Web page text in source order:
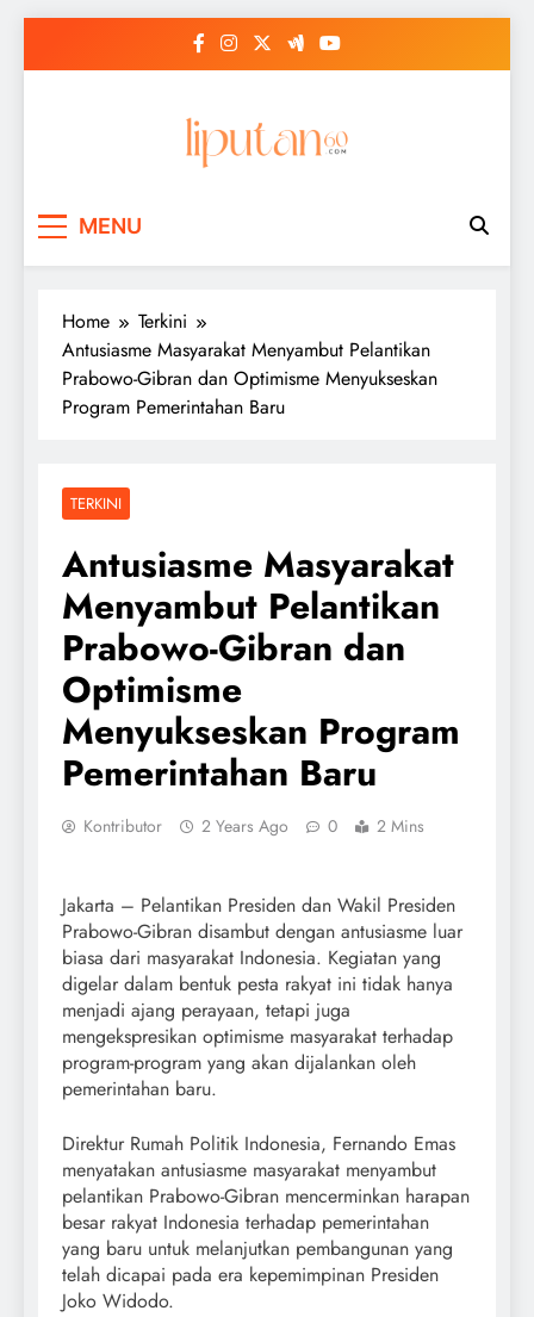
MENU
Home
Terkini
Antusiasme Masyarakat Menyambut Pelantikan
Prabowo-Gibran dan Optimisme Menyukseskan
Program Pemerintahan Baru
TERKINI
Antusiasme Masyarakat
Menyambut Pelantikan
Prabowo-Gibran dan
Optimisme
Menyukseskan Program
Pemerintahan Baru
Kontributor 2 Years Ago 0 2 Mins
Jakarta – Pelantikan Presiden dan Wakil Presiden
Prabowo-Gibran disambut dengan antusiasme luar
biasa dari masyarakat Indonesia. Kegiatan yang
digelar dalam bentuk pesta rakyat ini tidak hanya
menjadi ajang perayaan, tetapi juga
mengekspresikan optimisme masyarakat terhadap
program-program yang akan dijalankan oleh
pemerintahan baru.
Direktur Rumah Politik Indonesia, Fernando Emas
menyatakan antusiasme masyarakat menyambut
pelantikan Prabowo-Gibran mencerminkan harapan
besar rakyat Indonesia terhadap pemerintahan
yang baru untuk melanjutkan pembangunan yang
telah dicapai pada era kepemimpinan Presiden
Joko Widodo.